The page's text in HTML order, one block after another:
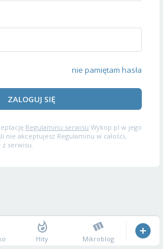
nie pamiętam hasła
ZALOGUJ SIĘ
Regulaminu serwisu Wykop.pl w jego
nie akceptujesz Regulaminu w całości,
serwisu.
Hity Mikroblog